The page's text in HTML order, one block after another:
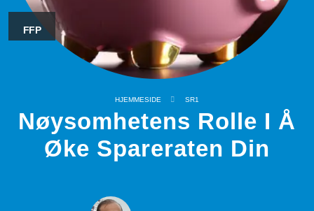
FFP
HJEMMESIDE SR1
Nøysomhetens Rolle I Å
Øke Spareraten Din